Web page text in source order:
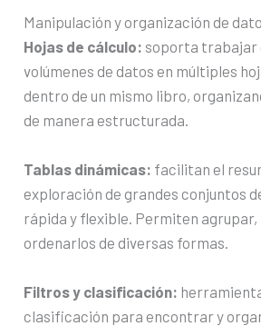
Manipulación y organización de
Hojas de cálculo: soporta trabajar
volúmenes de datos en múltiples
dentro de un mismo libro,
de manera estructurada.
Tablas dinámicas: facilitan el
exploración de grandes conjuntos
rápida y flexible. Permiten
ordenarlos de diversas formas.
Filtros y clasificación:
clasificación para encontrar y